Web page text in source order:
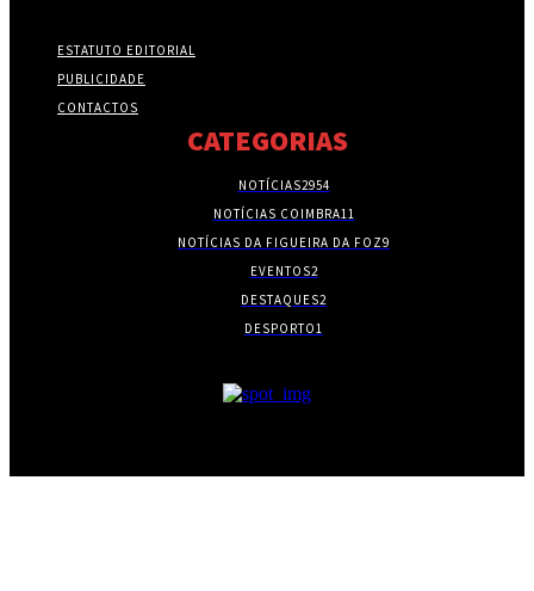
ESTATUTO EDITORIAL
PUBLICIDADE
CONTACTOS
CATEGORIAS
NOTÍCIAS2954
NOTÍCIAS COIMBRA11
NOTÍCIAS DA FIGUEIRA DA FOZ9
EVENTOS2
DESTAQUES2
DESPORTO1